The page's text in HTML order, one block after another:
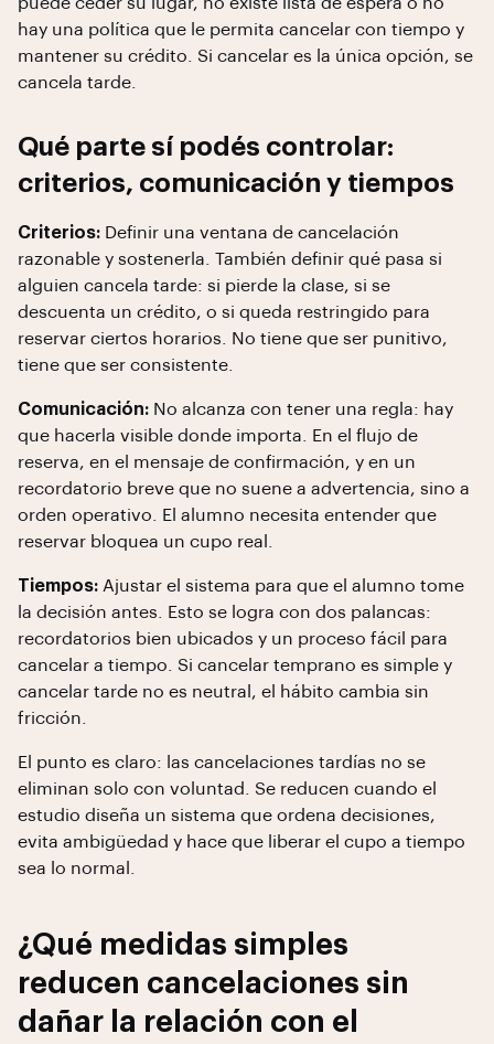
hay una política que le permita cancelar con tiempo y
mantener su crédito. Si cancelar es la única opción, se
cancela tarde.
Qué parte sí podés controlar:
criterios, comunicación y tiempos
Criterios: Definir una ventana de cancelación
razonable y sostenerla. También definir qué pasa si
alguien cancela tarde: si pierde la clase, si se
descuenta un crédito, o si queda restringido para
reservar ciertos horarios. No tiene que ser punitivo,
tiene que ser consistente.
Comunicación: No alcanza con tener una regla: hay
que hacerla visible donde importa. En el flujo de
reserva, en el mensaje de confirmación, y en un
recordatorio breve que no suene a advertencia, sino a
orden operativo. El alumno necesita entender que
reservar bloquea un cupo real.
Tiempos: Ajustar el sistema para que el alumno tome
la decisión antes. Esto se logra con dos palancas:
recordatorios bien ubicados y un proceso fácil para
cancelar a tiempo. Si cancelar temprano es simple y
cancelar tarde no es neutral, el hábito cambia sin
fricción.
El punto es claro: las cancelaciones tardías no se
eliminan solo con voluntad. Se reducen cuando el
estudio diseña un sistema que ordena decisiones,
evita ambigüedad y hace que liberar el cupo a tiempo
sea lo normal.
¿Qué medidas simples
reducen cancelaciones sin
dañar la relación con el